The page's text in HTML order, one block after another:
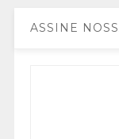
ASSINE